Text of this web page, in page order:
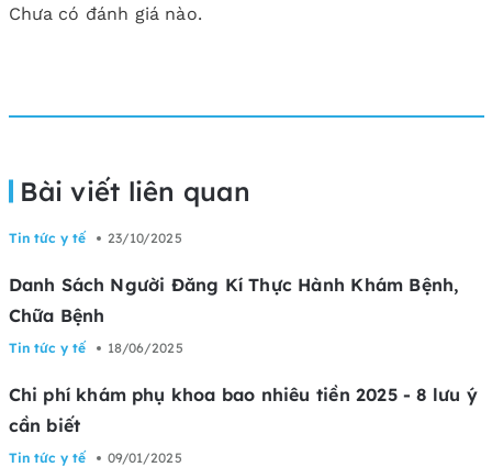
Chưa có đánh giá nào.
Bài viết liên quan
Tin tức y tế 23/10/2025
Danh Sách Người Đăng Kí Thực Hành Khám Bệnh,
Chữa Bệnh
Tin tức y tế 18/06/2025
Chi phí khám phụ khoa bao nhiêu tiền 2025 - 8 lưu ý
cần biết
Tin tức y tế 09/01/2025